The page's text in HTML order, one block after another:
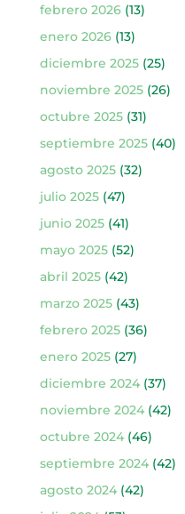
febrero 2026(13)
enero 2026(13)
diciembre 2025(25)
noviembre 2025(26)
octubre 2025(31)
septiembre 2025(40)
agosto 2025(32)
julio 2025(47)
junio 2025(41)
mayo 2025(52)
abril 2025(42)
marzo 2025(43)
febrero 2025(36)
enero 2025(27)
diciembre 2024(37)
noviembre 2024(42)
octubre 2024(46)
septiembre 2024(42)
agosto 2024(42)